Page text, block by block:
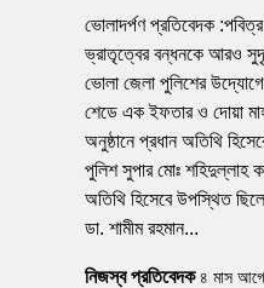
ভোলাদর্পণ প্রতিবেদক
ভ্রাতৃত্বের বন্ধনকে আরও
ভোলা জেলা পুলিশের উদ্যোগে
শেডে এক ইফতার ও দোয়া
অনুষ্ঠানে প্রধান অতিথি
পুলিশ সুপার মোঃ শহিদুল্লাহ
অতিথি হিসেবে উপস্থিত
ডা. শামীম রহমান...
নিজস্ব প্রতিবেদক ৪ মাস আগে